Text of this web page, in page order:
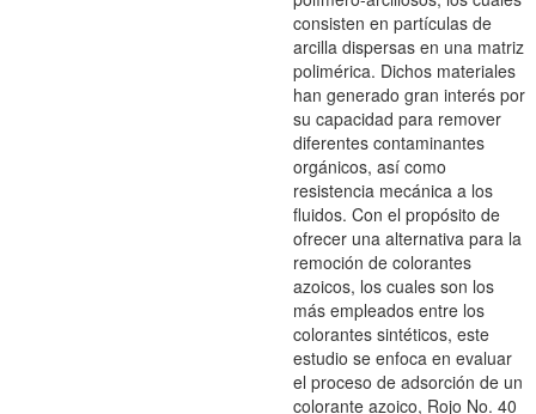
consisten en partículas de
arcilla dispersas en una matriz
polimérica. Dichos materiales
han generado gran interés por
su capacidad para remover
diferentes contaminantes
orgánicos, así como
resistencia mecánica a los
fluidos. Con el propósito de
ofrecer una alternativa para la
remoción de colorantes
azoicos, los cuales son los
más empleados entre los
colorantes sintéticos, este
estudio se enfoca en evaluar
el proceso de adsorción de un
colorante azoico, Rojo No. 40